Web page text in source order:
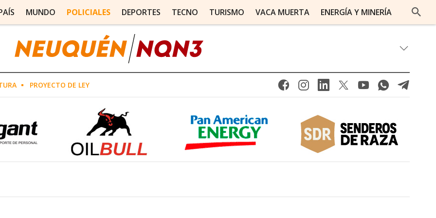
MUNDO POLICIALES DEPORTES TECNO TURISMO VACA MUERTA ENERGÍA Y MINERÍA
PROYECTO DE LEY